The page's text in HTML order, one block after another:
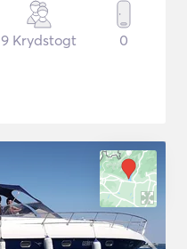
9 Krydstogt 0